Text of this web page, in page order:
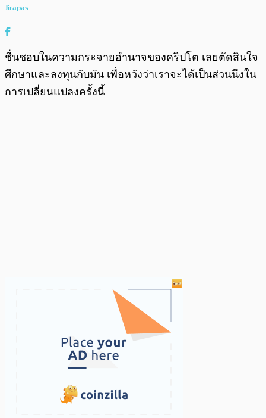
Jirapas
ชื่นชอบในความกระจายอำนาจของคริปโต เลยตัดสินใจ
ศึกษาและลงทุนกับมัน เพื่อหวังว่าเราจะได้เป็นส่วนนึงใน
การเปลี่ยนแปลงครั้งนี้